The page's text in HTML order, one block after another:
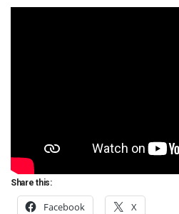
Share this:
Facebook X